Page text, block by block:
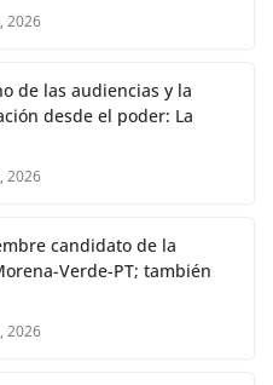
2026
de las audiencias y la
desde el poder: La
2026
candidato de la
Verde-PT; también
2026